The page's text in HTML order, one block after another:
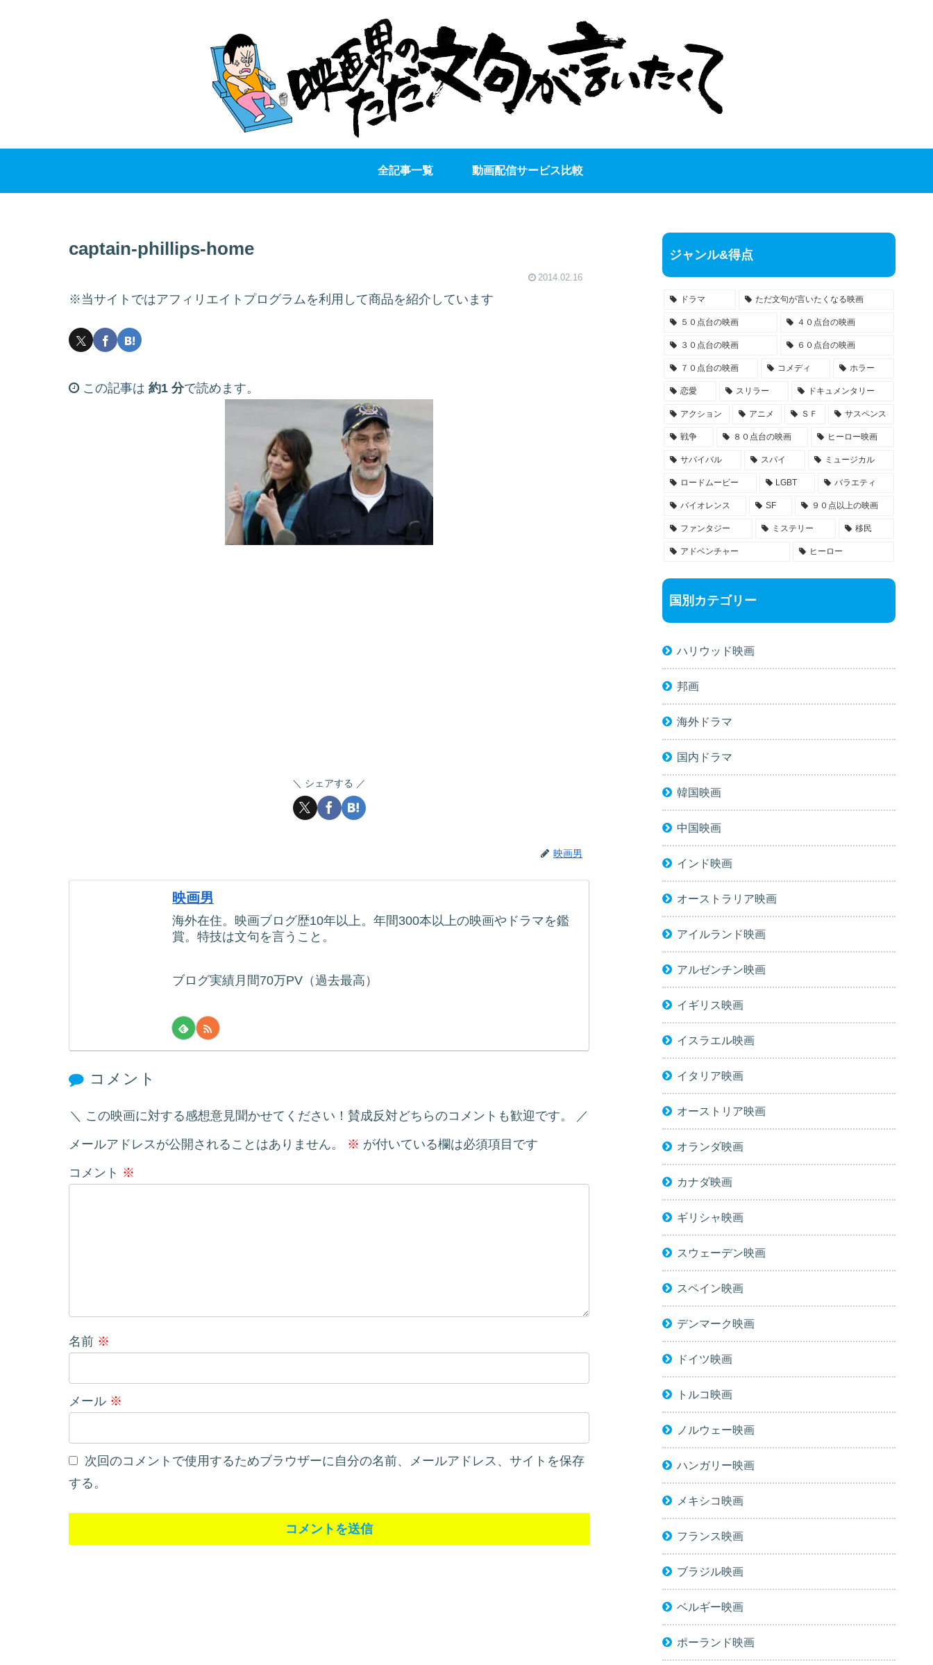
全記事一覧 動画配信サービス比較
captain-phillips-home
2014.02.16
※当サイトではアフィリエイトプログラムを利用して商品を紹介しています
この記事は 約1 分で読めます。
シェアする
映画男
映画男
海外在住。映画ブログ歴10年以上。年間300本以上の映画やドラマを鑑
賞。特技は文句を言うこと。
ブログ実績月間70万PV（過去最高）
コメント
この映画に対する感想意見聞かせてください！賛成反対どちらのコメントも歓迎です。
メールアドレスが公開されることはありません。 ※ が付いている欄は必須項目です
コメント ※
名前 ※
メール ※
次回のコメントで使用するためブラウザーに自分の名前、メールアドレス、サイトを保存
する。
ジャンル&得点
ドラマ ただ文句が言いたくなる映画
５０点台の映画 ４０点台の映画
３０点台の映画 ６０点台の映画
７０点台の映画 コメディ ホラー
恋愛 スリラー ドキュメンタリー
アクション アニメ ＳＦ サスペンス
戦争 ８０点台の映画 ヒーロー映画
サバイバル スパイ ミュージカル
ロードムービー LGBT バラエティ
バイオレンス SF ９０点以上の映画
ファンタジー ミステリー 移民
アドベンチャー ヒーロー
国別カテゴリー
ハリウッド映画
邦画
海外ドラマ
国内ドラマ
韓国映画
中国映画
インド映画
オーストラリア映画
アイルランド映画
アルゼンチン映画
イギリス映画
イスラエル映画
イタリア映画
オーストリア映画
オランダ映画
カナダ映画
ギリシャ映画
スウェーデン映画
スペイン映画
デンマーク映画
ドイツ映画
トルコ映画
ノルウェー映画
ハンガリー映画
メキシコ映画
フランス映画
ブラジル映画
ベルギー映画
ポーランド映画